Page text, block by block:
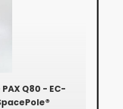
Q80 - EC-